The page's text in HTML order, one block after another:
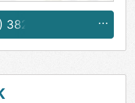
12-58